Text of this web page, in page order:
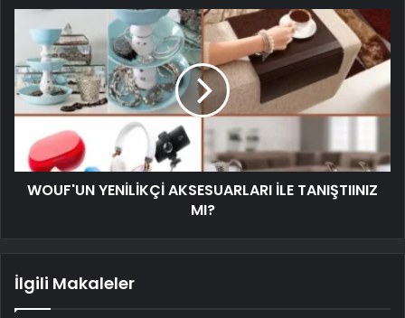
WOUF'UN YENİLİKÇİ AKSESUARLARI İLE TANIŞTIINIZ
MI?
İlgili Makaleler